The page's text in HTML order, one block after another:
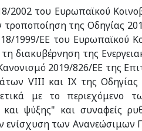
2002 του Ευρωπαϊκού
της Οδηγίας
1999/ΕΕ του Ευρωπαϊκού
διακυβέρνηση της
2019/826/ΕΕ της
VIII και IX της Οδηγίας
με το περιεχόμενο
ψύξης" και συναφείς
ενίσχυση των Ανανεώσιμων